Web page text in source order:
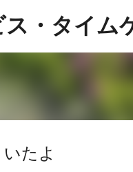
・タイム
たよ